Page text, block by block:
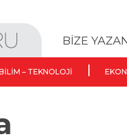
BİZE
– TEKNOLOJI